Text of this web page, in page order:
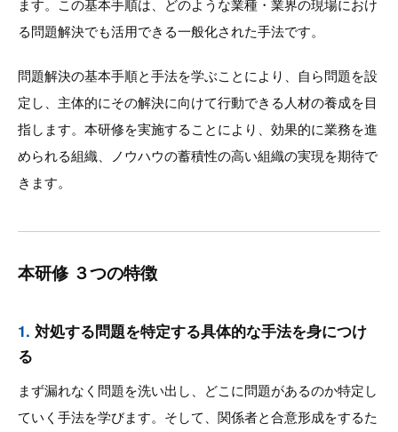
ます。この基本手順は、どのような業種・業界の現場におけ
る問題解決でも活用できる一般化された手法です。
問題解決の基本手順と手法を学ぶことにより、自ら問題を設
定し、主体的にその解決に向けて行動できる人材の養成を目
指します。本研修を実施することにより、効果的に業務を進
められる組織、ノウハウの蓄積性の高い組織の実現を期待で
きます。
本研修 ３つの特徴
1. 対処する問題を特定する具体的な手法を身につけ
る
まず漏れなく問題を洗い出し、どこに問題があるのか特定し
ていく手法を学びます。そして、関係者と合意形成をするた